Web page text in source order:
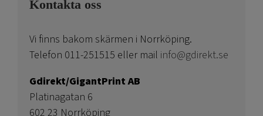
Kontakta oss
Vi finns bakom skärmen i Norrköping.
Telefon 011-251515 eller mail info@gdirekt.se
Gdirekt/GigantPrint AB
Platinagatan 6
602 23 Norrköping